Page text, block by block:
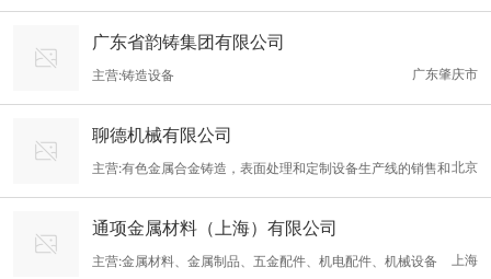
广东省韵铸集团有限公司
广东肇庆市
主营:铸造设备
聊德机械有限公司
北京
主营:有色金属合金铸造，表面处理和定制设备生产线的销售和
服务
通项金属材料（上海）有限公司
上海
主营:金属材料、金属制品、五金配件、机电配件、机械设备